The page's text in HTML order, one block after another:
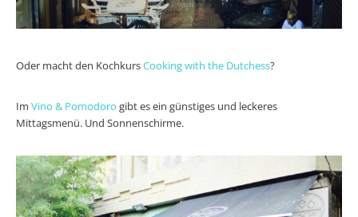
Oder macht den KochkursCooking with the Dutchess?
Im Vino & Pomodoro gibt es ein günstiges und leckeres
Mittagsmenü. Und Sonnenschirme.